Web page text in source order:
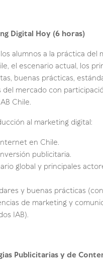
Digital Hoy (6 horas)
alumnos a la práctica del
el escenario actual, los
buenas prácticas,
del mercado con
Chile.
al marketing digital:
en Chile.
publicitaria.
global y principales
y buenas prácticas
de marketing y
IAB).
Publicitarias y de